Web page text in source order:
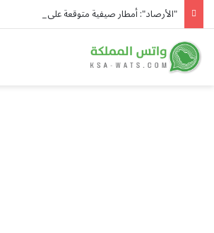
"الأرصاد": أمطار صيفية متوقعة على 7 مناطق